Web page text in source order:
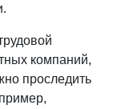
компаний,
проследить